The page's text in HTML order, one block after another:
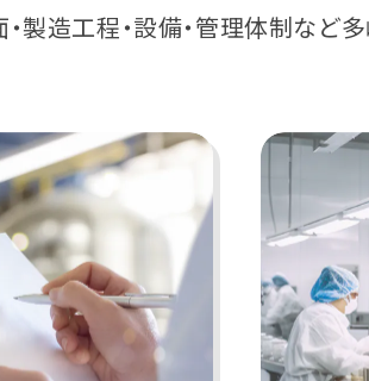
製造工程・設備・管理体制など